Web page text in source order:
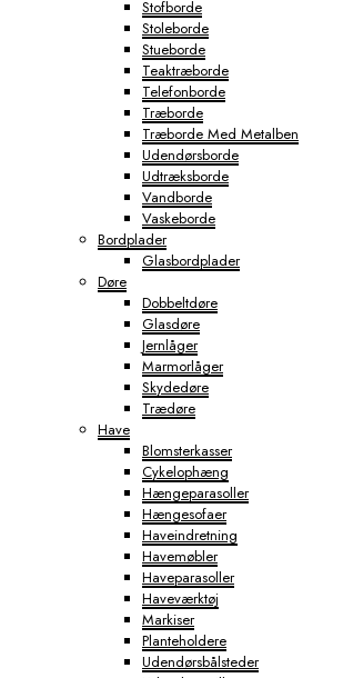
Stofborde
Stoleborde
Stueborde
Teaktræborde
Telefonborde
Træborde
Træborde Med Metalben
Udendørsborde
Udtræksborde
Vandborde
Vaskeborde
Bordplader
Glasbordplader
Døre
Dobbeltdøre
Glasdøre
Jernlåger
Marmorlåger
Skydedøre
Trædøre
Have
Blomsterkasser
Cykelophæng
Hængeparasoller
Hængesofaer
Haveindretning
Havemøbler
Haveparasoller
Haveværktøj
Markiser
Planteholdere
Udendørsbålsteder